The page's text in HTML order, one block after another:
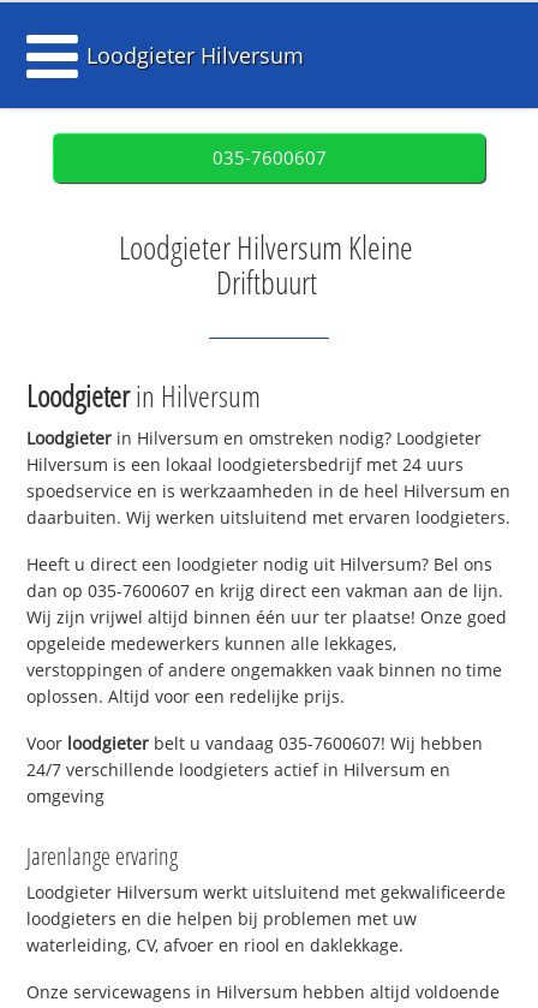
Loodgieter Hilversum
035-7600607
Loodgieter Hilversum Kleine
Driftbuurt
Loodgieterin Hilversum
Loodgieter in Hilversum en omstreken nodig? Loodgieter
Hilversum is een lokaal loodgietersbedrijf met 24 uurs
spoedservice en is werkzaamheden in de heel Hilversum en
daarbuiten. Wij werken uitsluitend met ervaren loodgieters.
Heeft u direct een loodgieter nodig uit Hilversum? Bel ons
dan op 035-7600607 en krijg direct een vakman aan de lijn.
Wij zijn vrijwel altijd binnen één uur ter plaatse! Onze goed
opgeleide medewerkers kunnen alle lekkages,
verstoppingen of andere ongemakken vaak binnen no time
oplossen. Altijd voor een redelijke prijs.
Voor loodgieter belt u vandaag 035-7600607! Wij hebben
24/7 verschillende loodgieters actief in Hilversum en
omgeving
Jarenlange ervaring
Loodgieter Hilversum werkt uitsluitend met gekwalificeerde
loodgieters en die helpen bij problemen met uw
waterleiding, CV, afvoer en riool en daklekkage.
Onze servicewagens in Hilversum hebben altijd voldoende